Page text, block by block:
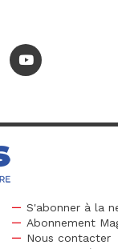
S'abonner à la
Abonnement
Nous contacter